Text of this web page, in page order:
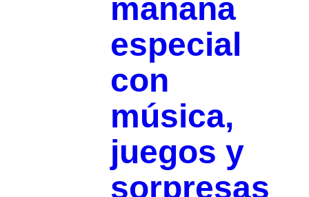
mañana
especial
con
música,
juegos y
sorpresas